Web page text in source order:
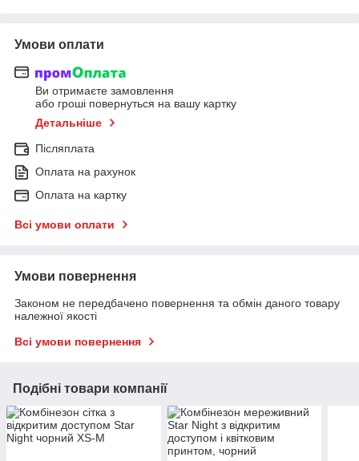
Умови оплати
Ви отримаєте замовлення
або гроші повернуться на вашу картку
Детальніше
Післяплата
Оплата на рахунок
Оплата на картку
Всі умови оплати
Умови повернення
Законом не передбачено повернення та обмін даного товару
належної якості
Всі умови повернення
Подібні товари компанії